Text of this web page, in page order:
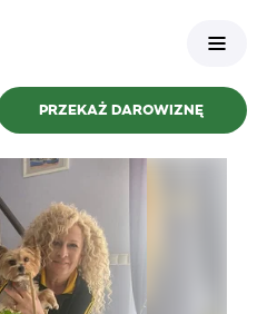
PRZEKAŻ DAROWIZNĘ